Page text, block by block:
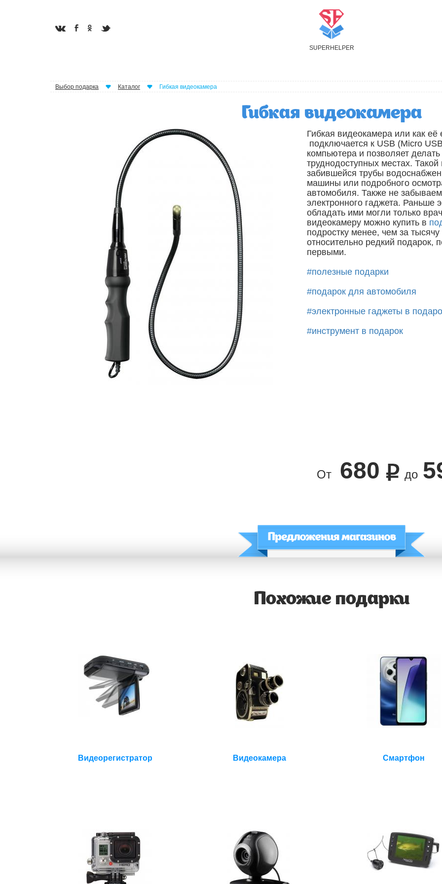
SUPER H ELPER
Выбор подарка Каталог Гибкая видеокамера
Гибкая видеокамера
Гибкая видеокамера или как
подключается к USB (Micro
компьютера и позволяет
труднодоступных местах.
забившейся трубы
машины или подробного
автомобиля. Также не
электронного гаджета. Раньше
обладать ими могли только
видеокамеру можно купить в
подростку менее, чем за
относительно редкий подарок,
первыми.
#полезные подарки
#подарок для автомобиля
#электронные гаджеты в
#инструмент в подарок
От 680 до
Похожие подарки
Видеорегистратор Видеокамера Смартфон